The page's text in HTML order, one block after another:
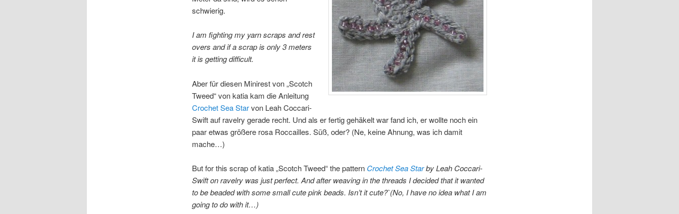
schwierig.
I am fighting my yarn scraps and rest
overs and if a scrap is only 3 meters
it is getting difficult.
Aber für diesen Minirest von „Scotch
Tweed“ von katia kam die Anleitung
Crochet Sea Starvon Leah Coccari-
Swift auf ravelry gerade recht. Und als er fertig gehäkelt war fand ich, er wollte noch ein
paar etwas größere rosa Roccailles. Süß, oder? (Ne, keine Ahnung, was ich damit
mache…)
But for this scrap of katia „Scotch Tweed“ the pattern Crochet Sea Starby Leah Coccari-
Swift on ravelry was just perfect. And after weaving in the threads I decided that it wanted
to be beaded with some small cute pink beads. Isn’t it cute?`(No, I have no idea what I am
going to do with it…)